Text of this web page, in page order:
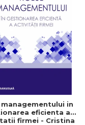
managementului in
eficienta a
firmei - Cristina